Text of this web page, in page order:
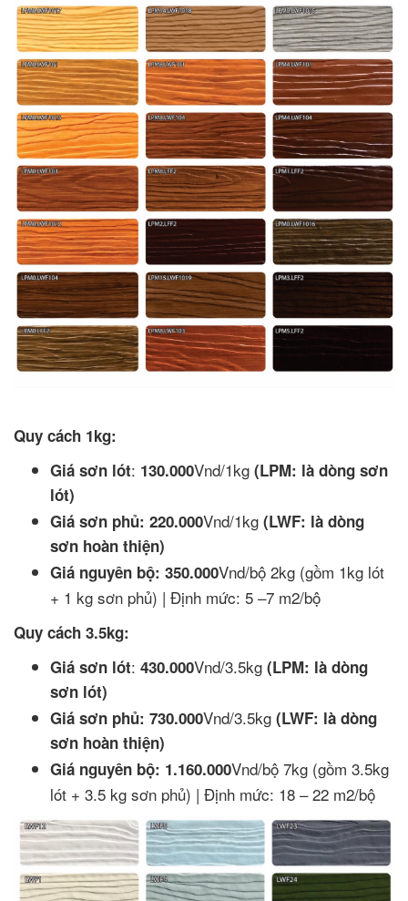
Quy cách 1kg:
Giá sơn lót: 130.000Vnd/1kg (LPM: là dòng sơn
lót)
Giá sơn phủ: 220.000Vnd/1kg (LWF: là dòng
sơn hoàn thiện)
Giá nguyên bộ: 350.000Vnd/bộ 2kg (gồm 1kg lót
+ 1 kg sơn phủ) | Định mức: 5 –7 m2/bộ
Quy cách 3.5kg:
Giá sơn lót: 430.000Vnd/3.5kg (LPM: là dòng
sơn lót)
Giá sơn phủ: 730.000Vnd/3.5kg (LWF: là dòng
sơn hoàn thiện)
Giá nguyên bộ: 1.160.000Vnd/bộ 7kg (gồm 3.5kg
lót + 3.5 kg sơn phủ) | Định mức: 18 – 22 m2/bộ